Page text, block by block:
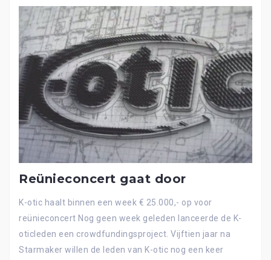
Reünieconcert gaat door
K-otic haalt binnen een week € 25.000,- op voor
reünieconcert Nog geen week geleden lanceerde de K-
oticleden een crowdfundingsproject. Vijftien jaar na
Starmaker willen de leden van K-otic nog een keer